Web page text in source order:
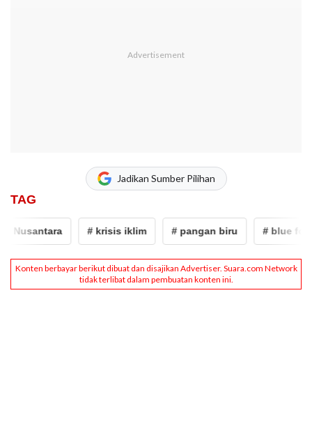
Jadikan Sumber Pilihan
TAG
# krisis iklim # pangan biru # blue food